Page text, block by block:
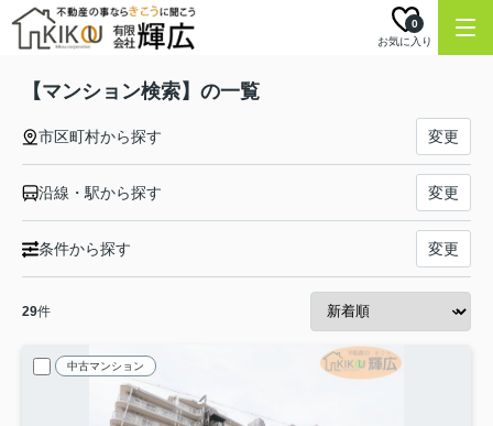
お気に入り
0
【マンション検索】の一覧
市区町村から探す 変更
沿線・駅から探す 変更
条件から探す 変更
29件
中古マンション